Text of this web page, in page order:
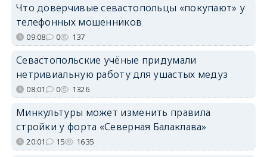
Что доверчивые севастопольцы «покупают» у
телефонных мошенников
09:08 0 137
Севастопольские учёные придумали
нетривиальную работу для ушастых медуз
08:01 0 1326
Минкультуры может изменить правила
стройки у форта «Северная Балаклава»
20:01 15 1635